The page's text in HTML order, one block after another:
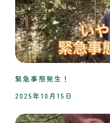
緊急事態発生！
2025年10月15日